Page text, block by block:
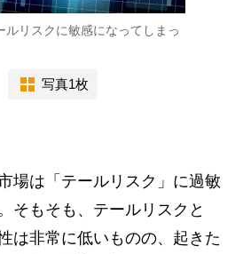
ルリスクに敏感になってしまっ
写真1枚
場は「テールリスク」に過敏
そもそも、テールリスクと
は非常に低いものの、起きた